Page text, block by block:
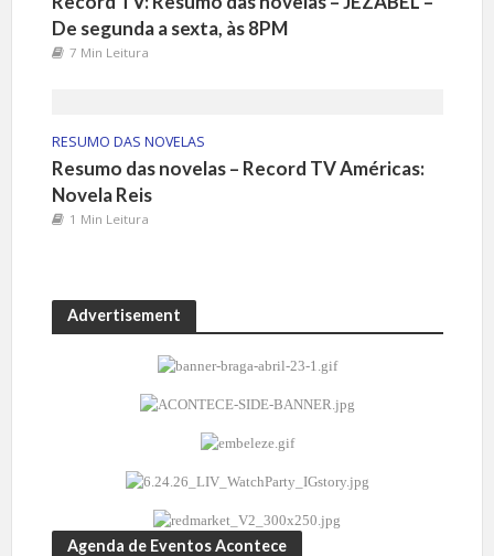
De segunda a sexta, às 8PM
7 Min Leitura
RESUMO DAS NOVELAS
Resumo das novelas – Record TV Américas:
Novela Reis
1 Min Leitura
Advertisement
Agenda de Eventos Acontece